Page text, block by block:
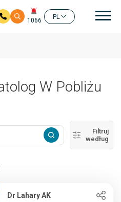
1066
PL
W Pobliżu
Filtruj
według
Dr Lahary AK